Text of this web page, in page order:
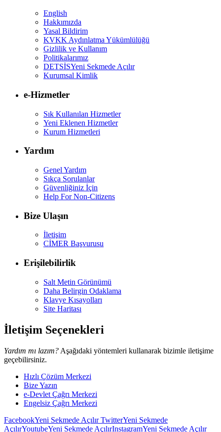
English
Hakkımızda
Yasal Bildirim
KVKK Aydınlatma Yükümlülüğü
Gizlilik ve Kullanım
Politikalarımız
DETSİSYeni Sekmede Açılır
Kurumsal Kimlik
e-Hizmetler
Sık Kullanılan Hizmetler
Yeni Eklenen Hizmetler
Kurum Hizmetleri
Yardım
Genel Yardım
Sıkça Sorulanlar
Güvenliğiniz İçin
Help For Non-Citizens
Bize Ulaşın
İletişim
CİMER Başvurusu
Erişilebilirlik
Salt Metin Görünümü
Daha Belirgin Odaklama
Klavye Kısayolları
Site Haritası
İletişim Seçenekleri
Yardım mı lazım? Aşağıdaki yöntemleri kullanarak bizimle iletişime
geçebilirsiniz.
Hızlı Çözüm Merkezi
Bize Yazın
e-Devlet Çağrı Merkezi
Engelsiz Çağrı Merkezi
FacebookYeni Sekmede AçılırTwitterYeni Sekmede
AçılırYoutubeYeni Sekmede AçılırInstagramYeni Sekmede Açılır